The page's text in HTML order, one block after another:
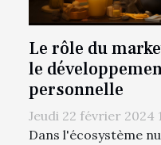
Le rôle du
le
personnelle
Jeudi 22 février 2024
Dans l'écosystème